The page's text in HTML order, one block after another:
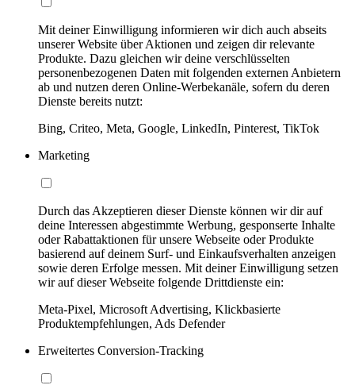
Mit deiner Einwilligung informieren wir dich auch abseits
unserer Website über Aktionen und zeigen dir relevante
Produkte. Dazu gleichen wir deine verschlüsselten
personenbezogenen Daten mit folgenden externen Anbietern
ab und nutzen deren Online-Werbekanäle, sofern du deren
Dienste bereits nutzt:
Bing, Criteo, Meta, Google, LinkedIn, Pinterest, TikTok
Marketing
Durch das Akzeptieren dieser Dienste können wir dir auf
deine Interessen abgestimmte Werbung, gesponserte Inhalte
oder Rabattaktionen für unsere Webseite oder Produkte
basierend auf deinem Surf- und Einkaufsverhalten anzeigen
sowie deren Erfolge messen. Mit deiner Einwilligung setzen
wir auf dieser Webseite folgende Drittdienste ein:
Meta-Pixel, Microsoft Advertising, Klickbasierte
Produktempfehlungen, Ads Defender
Erweitertes Conversion-Tracking